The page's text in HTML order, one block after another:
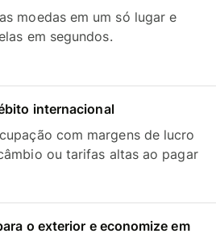
moedas em um só lugar e
em segundos.
internacional
com margens de lucro
ou tarifas altas ao pagar
o exterior e economize em